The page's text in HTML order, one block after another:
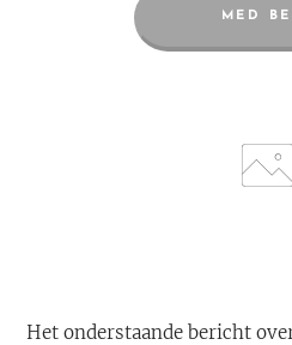
MED
Het onderstaande bericht